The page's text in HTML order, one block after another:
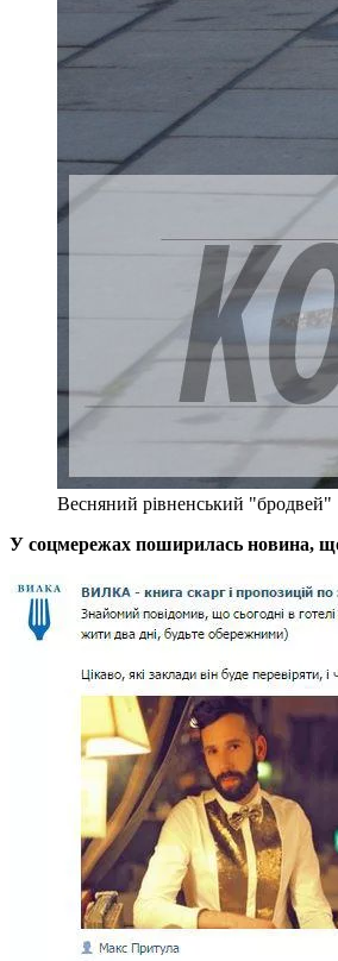
Весняний рівненський "бродвей"
У соцмережах поширилась новина,